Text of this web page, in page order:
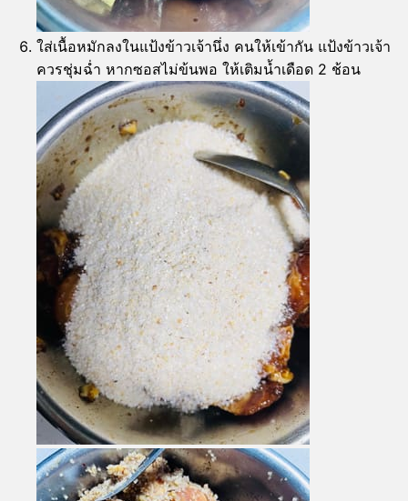
ใส่เนื้อหมักลงในแป้งข้าวเจ้านึ่ง คนให้เข้ากัน แป้งข้าวเจ้า
ควรชุ่มฉ่ำ หากซอสไม่ข้นพอ ให้เติมน้ำเดือด 2 ช้อน